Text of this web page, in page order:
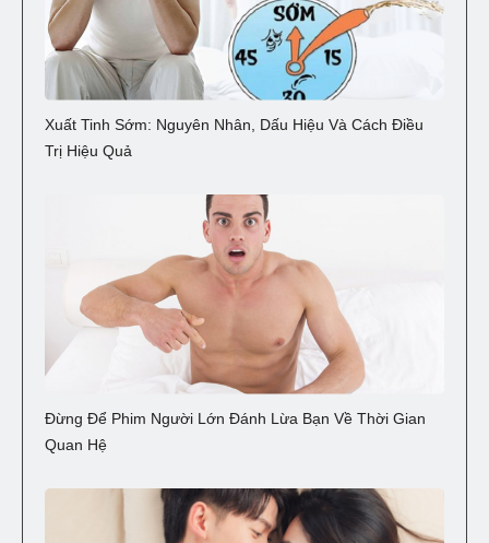
Xuất Tinh Sớm: Nguyên Nhân, Dấu Hiệu Và Cách Điều
Trị Hiệu Quả
Đừng Để Phim Người Lớn Đánh Lừa Bạn Về Thời Gian
Quan Hệ